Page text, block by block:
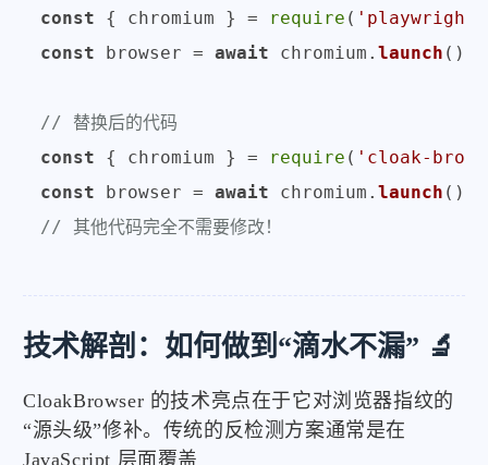
const { chromium } = require ( 'playwright'
const browser = await chromium. launch ();
// 替换后的代码
const { chromium } = require ( 'cloak-
const browser = await chromium. launch
// 其他代码完全不需要修改！
技术解剖：如何做到“滴水不漏” 🔬
CloakBrowser 的技术亮点在于它对浏览器指纹的
“源头级”修补。传统的反检测方案通常是在
JavaScript 层面覆盖